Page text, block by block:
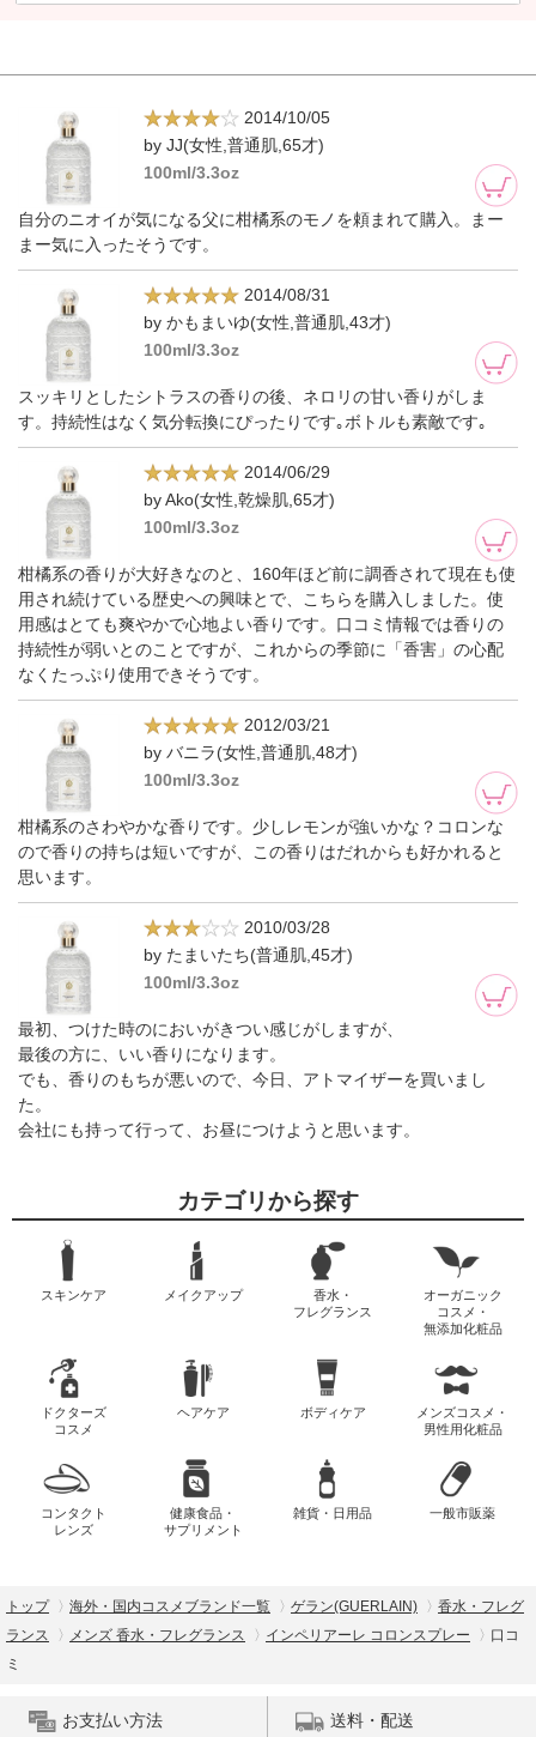
2014/10/05
by JJ(女性,普通肌,65才)
100ml/3.3oz
自分のニオイが気になる父に柑橘系のモノを頼まれて購入。まー
まー気に入ったそうです。
2014/08/31
by かもまいゆ(女性,普通肌,43才)
100ml/3.3oz
スッキリとしたシトラスの香りの後、ネロリの甘い香りがしま
す。持続性はなく気分転換にぴったりです｡ボトルも素敵です｡
2014/06/29
by Ako(女性,乾燥肌,65才)
100ml/3.3oz
柑橘系の香りが大好きなのと、160年ほど前に調香されて現在も使
用され続けている歴史への興味とで、こちらを購入しました。使
用感はとても爽やかで心地よい香りです。口コミ情報では香りの
持続性が弱いとのことですが、これからの季節に「香害」の心配
なくたっぷり使用できそうです。
2012/03/21
by バニラ(女性,普通肌,48才)
100ml/3.3oz
柑橘系のさわやかな香りです。少しレモンが強いかな？コロンな
ので香りの持ちは短いですが、この香りはだれからも好かれると
思います。
2010/03/28
by たまいたち(普通肌,45才)
100ml/3.3oz
最初、つけた時のにおいがきつい感じがしますが、
最後の方に、いい香りになります。
でも、香りのもちが悪いので、今日、アトマイザーを買いまし
た。
会社にも持って行って、お昼につけようと思います。
カテゴリから探す
スキンケア メイクアップ
香水・
フレグランス
オーガニック
コスメ・
無添加化粧品
ドクターズ
コスメ
ヘアケア ボディケア
メンズコスメ・
男性用化粧品
コンタクト
レンズ
健康食品・
サプリメント
雑貨・日用品 一般市販薬
トップ 海外・国内コスメブランド一覧 ゲラン(GUERLAIN)
香水・フレグ
ランス
メンズ 香水・フレグランス インペリアーレ コロンスプレー
口コ
ミ
お支払い方法 送料・配送